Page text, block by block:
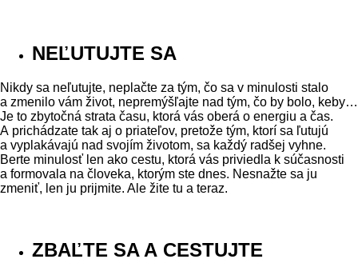
NEĽUTUJTE SA
Nikdy sa neľutujte, neplačte za tým, čo sa v minulosti stalo
a zmenilo vám život, nepremýšľajte nad tým, čo by bolo, keby…
Je to zbytočná strata času, ktorá vás oberá o energiu a čas.
A prichádzate tak aj o priateľov, pretože tým, ktorí sa ľutujú
a vyplakávajú nad svojím životom, sa každý radšej vyhne.
Berte minulosť len ako cestu, ktorá vás priviedla k súčasnosti
a formovala na človeka, ktorým ste dnes. Nesnažte sa ju
zmeniť, len ju prijmite. Ale žite tu a teraz.
ZBAĽTE SA A CESTUJTE